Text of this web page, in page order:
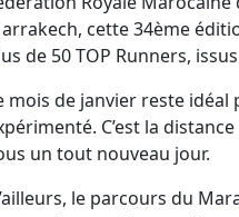
cette 34ème
de 50 TOP Runners,
mois de janvier reste
C’est la
un tout nouveau jour.
le parcours du